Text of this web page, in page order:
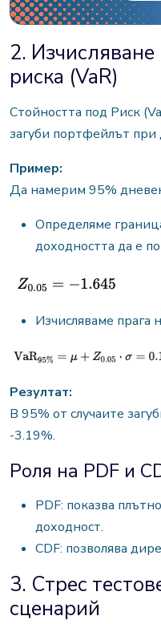
2. Изчисляване
риска (VaR)
Стойността под Риск
загуби портфейлът
Пример:
Да намерим 95%
Определяме
доходността да е
Изчисляваме прага
Резултат:
В 95% от случаите
-3.19%.
Роля на PDF и
PDF: показва
доходност.
CDF: позволява
3. Стрес
сценарий